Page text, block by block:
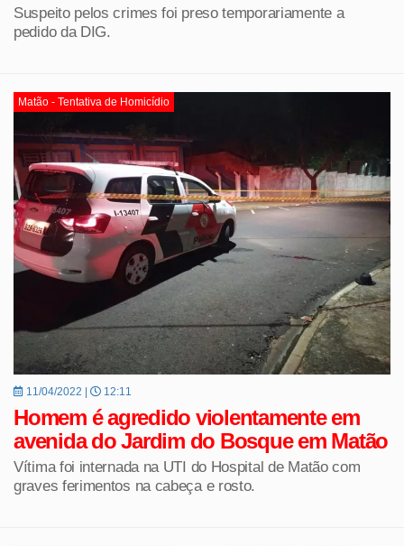
Suspeito pelos crimes foi preso temporariamente a
pedido da DIG.
Matão - Tentativa de Homicídio
11/04/2022 | 12:11
Homem é agredido violentamente em
avenida do Jardim do Bosque em Matão
Vítima foi internada na UTI do Hospital de Matão com
graves ferimentos na cabeça e rosto.